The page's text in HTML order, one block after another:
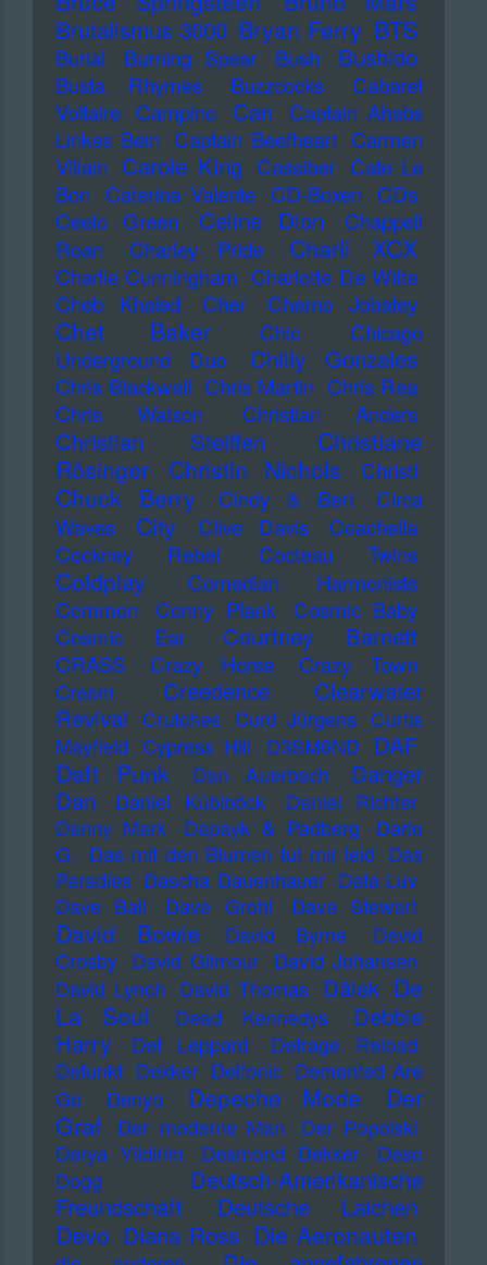
Brutalismus 3000 Bryan Ferry BTS
Burial Burning Spear Bush Bushido
Busta Rhymes Buzzcocks
Cabaret
Voltaire Campino Can
Captain Ahabs
Linkes Bein Captain Beefheart Carmen
Villain Carole King Cassiber Cate Le
Bon
Caterina Valente CD-Boxen
CDs
Ceelo Green
Celine Dion
Chappell
Roan
Charley Pride Charli XCX
Charlie Cunningham Charlotte De Witte
Cheb Khaled
Cher Cherno Jobatey
Chet Baker Chic
Chicago
Underground Duo
Chilly Gonzales
Chris Blackwell Chris Martin Chris Rea
Chris Watson
Christian Anders
Christian Steiffen
Christiane
Rösinger
Christin Nichols Christl
Chuck Berry Cindy & Bert
Circa
Waves
City Clive Davis
Coachella
Cockney Rebel
Cocteau Twins
Coldplay
Comedian Harmonists
Common
Conny Plank
Cosmic Baby
Cosmic Ear
Courtney Barnett
CRASS Crazy Horse Crazy Town
Cream
Creedence Clearwater
Revival
Crutches Curd Jürgens Curtis
Mayfield Cypress Hill D3SM6ND DAF
Daft Punk Dan Auerbach
Danger
Dan
Daniel Küblböck
Daniel Richter
Danny Mark
Dapayk & Padberg
Dario
G. Das mit den Blumen tut mir leid Das
Paradies Dascha Dauenhauer Data Luv
Dave Ball
Dave Grohl Dave Stewart
David Bowie David Byrne
David
Crosby David Gilmour David Johansen
David Lynch David Thomas Dälek De
La Soul
Dead Kennedys
Debbie
Harry
Def Leppard
Defrage Reload
Defunkt Dekker Delfonic Demented Are
Go
Denyo Depeche Mode
Der
Graf
Der moderne Man
Der Popolski
Derya Yildirim
Desmond Dekker
Deso
Dogg
Deutsch-Amerikanische
Freundschaft
Deutsche Laichen
Devo Diana Ross Die Aeronauten